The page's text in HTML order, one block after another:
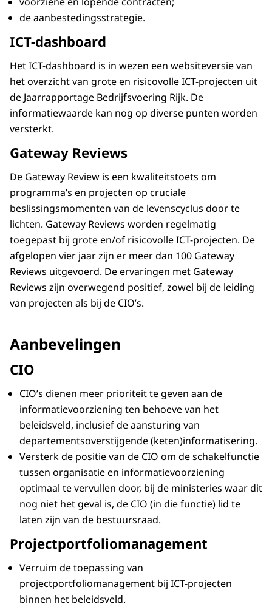
de aanbestedingsstrategie.
ICT-dashboard
Het ICT-dashboard is in wezen een websiteversie van
het overzicht van grote en risicovolle ICT-projecten uit
de Jaarrapportage Bedrijfsvoering Rijk. De
informatiewaarde kan nog op diverse punten worden
versterkt.
Gateway Reviews
De Gateway Review is een kwaliteitstoets om
programma’s en projecten op cruciale
beslissingsmomenten van de levenscyclus door te
lichten. Gateway Reviews worden regelmatig
toegepast bij grote en/of risicovolle ICT-projecten. De
afgelopen vier jaar zijn er meer dan 100 Gateway
Reviews uitgevoerd. De ervaringen met Gateway
Reviews zijn overwegend positief, zowel bij de leiding
van projecten als bij de CIO’s.
Aanbevelingen
CIO
CIO’s dienen meer prioriteit te geven aan de
informatievoorziening ten behoeve van het
beleidsveld, inclusief de aansturing van
departementsoverstijgende (keten)informatisering.
Versterk de positie van de CIO om de schakelfunctie
tussen organisatie en informatievoorziening
optimaal te vervullen door, bij de ministeries waar dit
nog niet het geval is, de CIO (in die functie) lid te
laten zijn van de bestuursraad.
Projectportfoliomanagement
Verruim de toepassing van
projectportfoliomanagement bij ICT-projecten
binnen het beleidsveld.